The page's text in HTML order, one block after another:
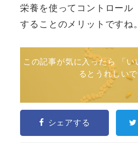
栄養を使ってコントロール
することのメリットですね。
この記事が気に入ったら 「
るとうれしい
シェアする